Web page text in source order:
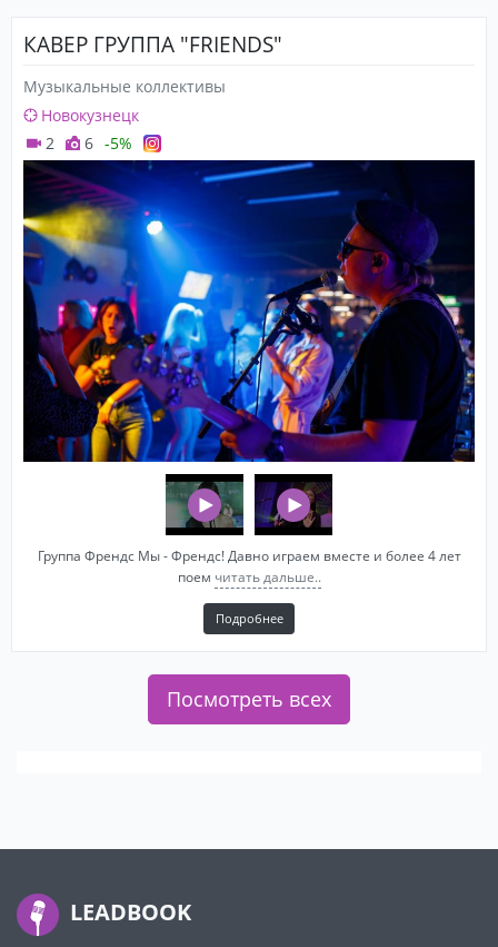
КАВЕР ГРУППА "FRIENDS"
Музыкальные коллективы
Новокузнецк
2
6 -5%
Группа Френдс Мы - Френдс! Давно играем вместе и более 4 лет
поем читать дальше..
Подробнее
Посмотреть всех
LEADBOOK